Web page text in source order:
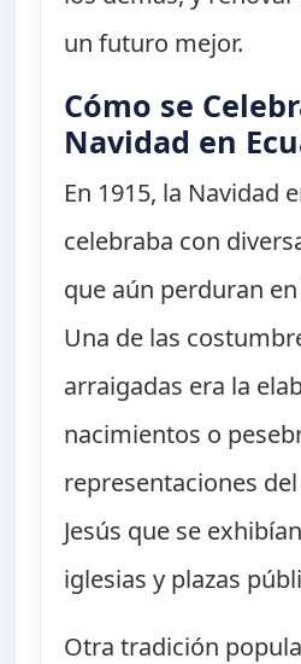
un futuro mejor.
Cómo se
Navidad en
En 1915, la Navidad
celebraba con
que aún perduran
Una de las
arraigadas era la
nacimientos o
representaciones
Jesús que se
iglesias y plazas
Otra tradición